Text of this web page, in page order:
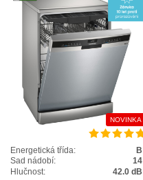
NOVINKA
Energetická třída:
B
Sad nádobí:
14
Hlučnost:
42.0 dB